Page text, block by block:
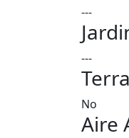
---
---
No
Aire